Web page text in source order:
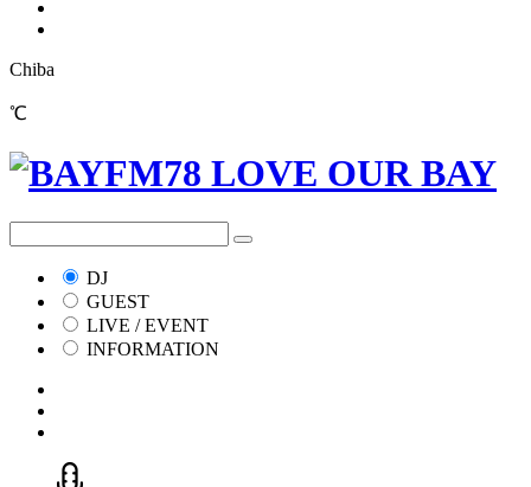
Chiba
℃
DJ
GUEST
LIVE / EVENT
INFORMATION